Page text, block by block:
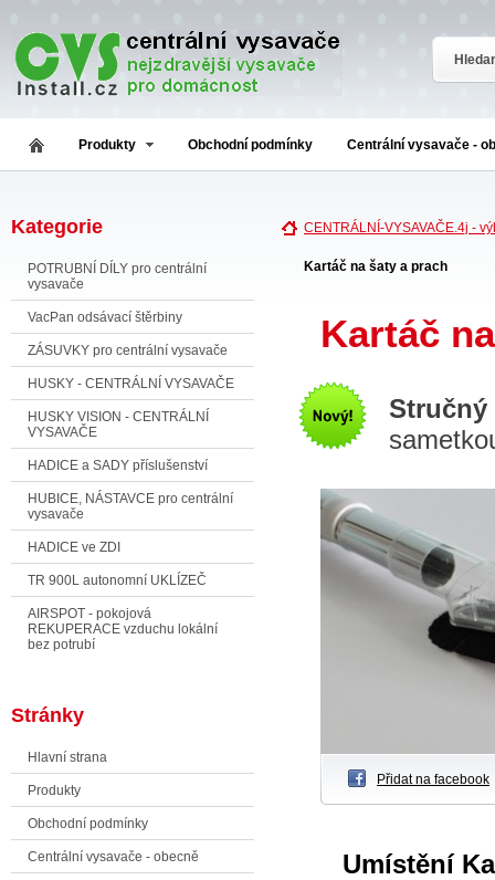
Produkty Obchodní podmínky Centrální vysavače -
Kategorie
POTRUBNÍ DÍLY pro centrální
vysavače
VacPan odsávací štěrbiny
ZÁSUVKY pro centrální vysavače
HUSKY - CENTRÁLNÍ VYSAVAČE
HUSKY VISION - CENTRÁLNÍ
VYSAVAČE
HADICE a SADY příslušenství
HUBICE, NÁSTAVCE pro centrální
vysavače
HADICE ve ZDI
TR 900L autonomní UKLÍZEČ
AIRSPOT - pokojová
REKUPERACE vzduchu lokální
bez potrubí
Stránky
Hlavní strana
Produkty
Obchodní podmínky
Centrální vysavače - obecně
CENTRÁLNÍ-VYSAVAČE.4j -
Kartáč na šaty a prach
Kartáč
Přidat na facebook
Umístění